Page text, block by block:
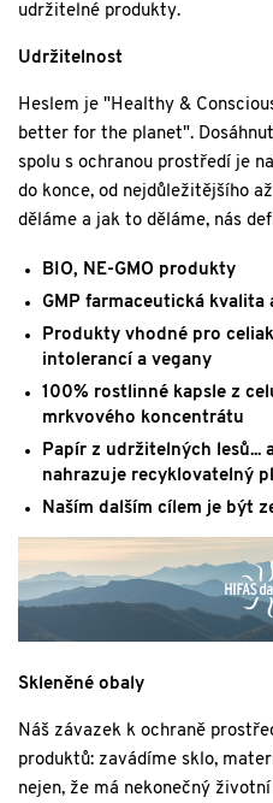
udržitelné produkty.
Udržitelnost
Heslem je "Healthy &
better for the planet".
spolu s ochranou prostředí je
do konce, od nejdůležitějšího
děláme a jak to děláme, nás
BIO, NE-GMO produkty
GMP farmaceutická
Produkty vhodné pro
intolerancí a vegany
100% rostlinné kapsle z
mrkvového koncentrátu
Papír z udržitelných lesů...
nahrazuje recyklovatelný
Naším dalším cílem je být z
Skleněné obaly
Náš závazek k ochraně
produktů: zavádíme sklo,
nejen, že má nekonečný